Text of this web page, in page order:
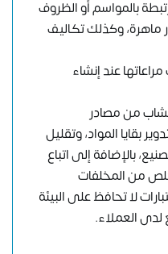
بالمواسم أو الظروف
ماهرة، وكذلك تكاليف
عند إنشاء
من مصادر
بقايا المواد، وتقليل
بالإضافة إلى اتباع
من المخلفات
لا تحافظ على البيئة
لدى العملاء.